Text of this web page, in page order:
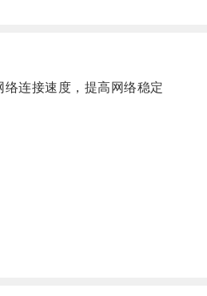
连接速度，提高网络稳定